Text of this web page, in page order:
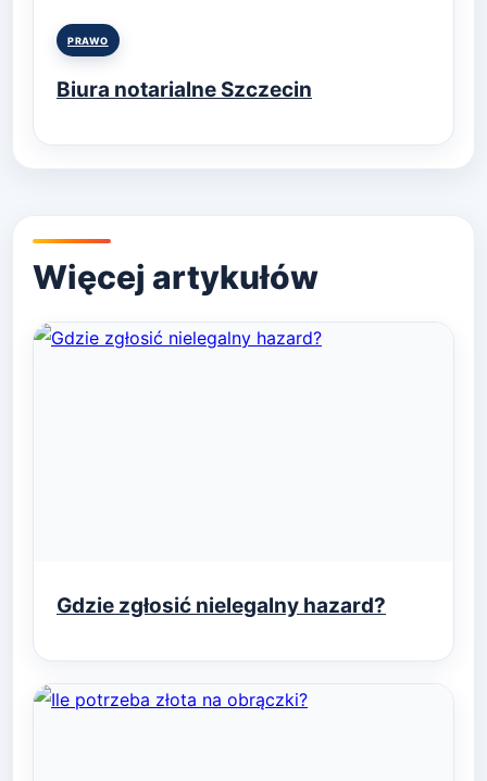
Posted
PRAWO
Biura notarialne Szczecin
Gdzie zgłosić nielegalny hazard?